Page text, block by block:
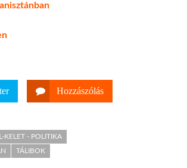
Hozzászólás
KELET - POLITIKA
TÁLIBOK